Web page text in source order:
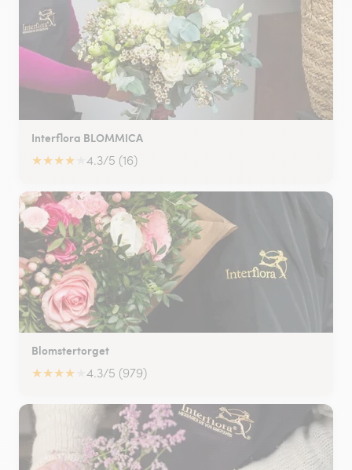
Interflora BLOMMICA
★★★★ 4.3/5 (16)
Blomstertorget
★★★★ 4.3/5 (979)